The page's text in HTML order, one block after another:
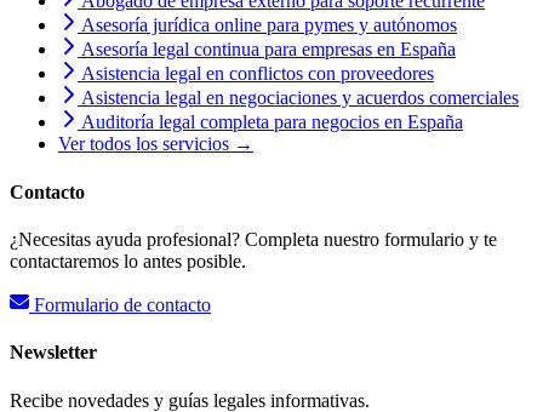
Asesoría jurídica online para pymes y autónomos
Asesoría legal continua para empresas en España
Asistencia legal en conflictos con proveedores
Asistencia legal en negociaciones y acuerdos comerciales
Auditoría legal completa para negocios en España
Ver todos los servicios →
Contacto
¿Necesitas ayuda profesional? Completa nuestro formulario y te
contactaremos lo antes posible.
Formulario de contacto
Newsletter
Recibe novedades y guías legales informativas.